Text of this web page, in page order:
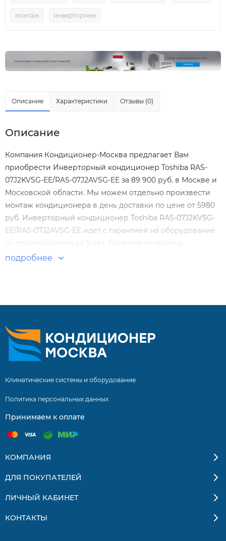
монтаж инверторные
Описание Характеристики Отзывы (0)
Описание
Компания Кондиционер-Москва предлагает Вам
приобрести Инверторный кондиционер Toshiba RAS-
07J2KVSG-EE/RAS-07J2AVSG-EE за 89 900 руб. в Москве и
Московской области. Мы можем отдельно произвести
монтаж кондиционера в день доставки по цене от 5980
руб. Инверторный кондиционер Toshiba RAS-07J2KVSG-
EE/RAS-07J2AVSG-EE идет с гарантией на оборудование
от производителя до 5 лет. Гарантия на монтаж
Инверторный кондиционер Toshiba RAS-07J2KVSG-
кондиционеров и сплит-систем по Москве и
специалисты. Гарантия на монтаж 5 лет.
подробнее
Климатические системы и оборудование
Политика персональных данных
Принимаем к оплате
КОМПАНИЯ
ДЛЯ ПОКУПАТЕЛЕЙ
ЛИЧНЫЙ КАБИНЕТ
КОНТАКТЫ